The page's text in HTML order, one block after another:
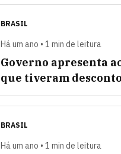
BRASIL
Há um ano • 1 min de leitura
Governo apresenta
que tiveram
BRASIL
Há um ano • 1 min de leitura